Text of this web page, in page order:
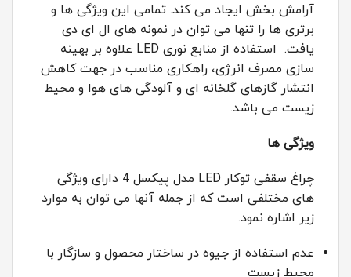
آرامش بخش ایجاد می کند. تمامی این ویژگی ها و
برتری ها را تنها می توان در نمونه های ال ای دی
یافت. استفاده از منابع نوری LED علاوه بر بهینه
سازی مصرف انرژی، راهکاری مناسب در جهت کاهش
انتشار گازهای گلخانه ای و آلودگی های هوا و محیط
زیست می باشد.
ویژگی ها
چراغ سقفی توکار LED مدل پیکسل 4 دارای ویژگی
های مختلفی است که از جمله آنها می توان به موارد
زیر اشاره نمود.
عدم استفاده از جیوه در ساختار محصول و سازگار با
محیط زیست